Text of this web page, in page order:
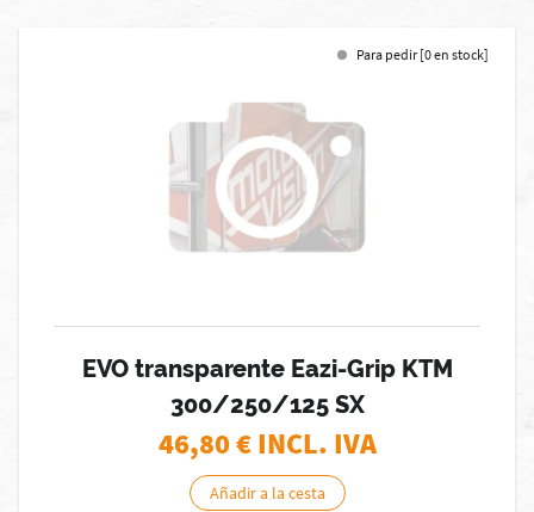
Para pedir [0 en stock]
EVO transparente Eazi-Grip KTM
300/250/125 SX
46,80€ INCL. IVA
Añadir a la cesta